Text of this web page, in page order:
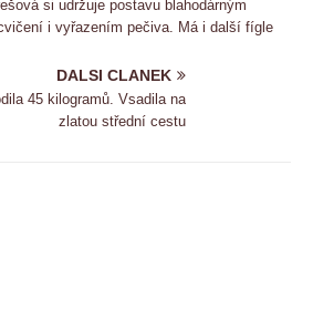
si udržuje postavu blahodárným
i vyřazením pečiva. Má i další fígle
DALSI CLANEK
45 kilogramů. Vsadila na
zlatou střední cestu